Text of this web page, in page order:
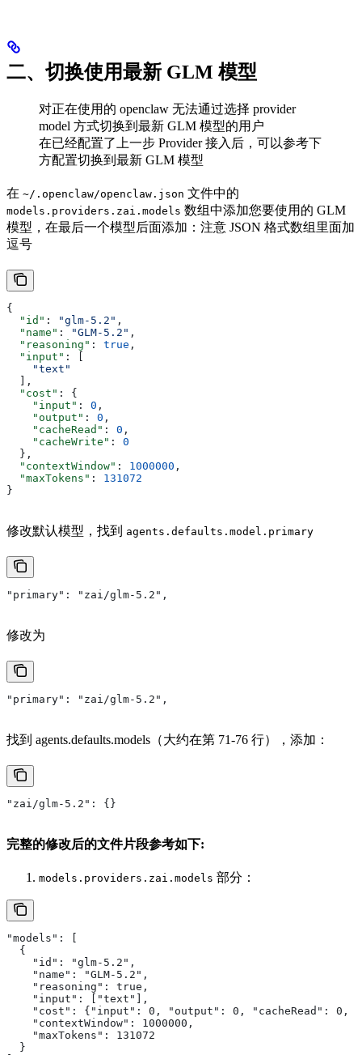
二、切换使用最新 GLM 模型
对正在使用的 openclaw 无法通过选择 provider
model 方式切换到最新 GLM 模型的用户
在已经配置了上一步 Provider 接入后，可以参考下
方配置切换到最新 GLM 模型
在 ~/.openclaw/openclaw.json 文件中的
models.providers.zai.models 数组中添加您要使用的 GLM
模型，在最后一个模型后面添加：注意 JSON 格式数组里面加
逗号
{
  "id"
: "glm-5.2" ,
  "name"
: "GLM-5.2" ,
  "reasoning"
: true ,
  "input"
: [
    "text"
  ],
  "cost"
: {
    "input"
: 0 ,
    "output"
: 0 ,
    "cacheRead"
: 0 ,
    "cacheWrite"
: 0
  },
  "contextWindow"
: 1000000 ,
  "maxTokens"
: 131072
}
修改默认模型，找到 agents.defaults.model.primary
"primary": "zai/glm-5.2",
修改为
"primary": "zai/glm-5.2",
找到 agents.defaults.models（大约在第 71-76 行），添加：
"zai/glm-5.2": {}
完整的修改后的文件片段参考如下:
models.providers.zai.models 部分：
"models": [
  {
    "id": "glm-5.2",
    "name": "GLM-5.2",
    "reasoning": true,
    "input": ["text"],
"cost": {"input": 0, "output": 0, "cacheRead": 0,
    "contextWindow": 1000000,
    "maxTokens": 131072
  }